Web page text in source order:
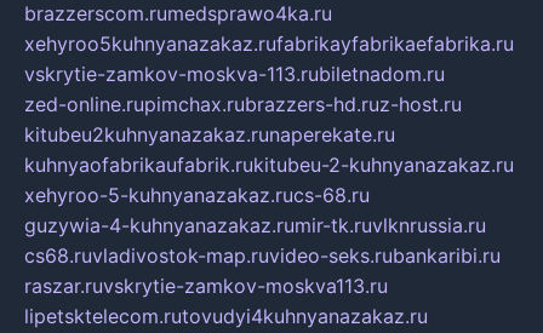
brazzerscom.rumedsprawo4ka.ru
xehyroo5kuhnyanazakaz.rufabrikayfabrikaefabrika.ru
vskrytie-zamkov-moskva-113.rubiletnadom.ru
zed-online.rupimchax.rubrazzers-hd.ruz-host.ru
kitubeu2kuhnyanazakaz.runaperekate.ru
kuhnyaofabrikaufabrik.rukitubeu-2-kuhnyanazakaz.ru
xehyroo-5-kuhnyanazakaz.rucs-68.ru
guzywia-4-kuhnyanazakaz.rumir-tk.ruvlknrussia.ru
cs68.ruvladivostok-map.ruvideo-seks.rubankaribi.ru
raszar.ruvskrytie-zamkov-moskva113.ru
lipetsktelecom.rutovudyi4kuhnyanazakaz.ru